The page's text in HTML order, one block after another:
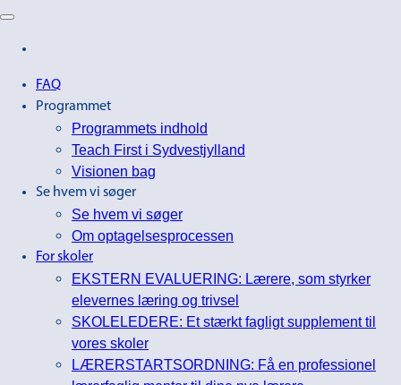
FAQ
Programmet
Programmets indhold
Teach First i Sydvestjylland
Visionen bag
Se hvem vi søger
Se hvem vi søger
Om optagelsesprocessen
For skoler
EKSTERN EVALUERING: Lærere, som styrker
elevernes læring og trivsel
SKOLELEDERE: Et stærkt fagligt supplement til
vores skoler
LÆRERSTARTSORDNING: Få en professionel